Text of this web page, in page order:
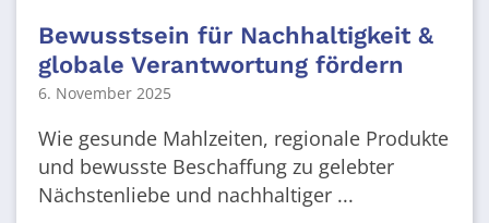
Bewusstsein für Nachhaltigkeit &
globale Verantwortung fördern
6. November 2025
Wie gesunde Mahlzeiten, regionale Produkte
und bewusste Beschaffung zu gelebter
Nächstenliebe und nachhaltiger ...